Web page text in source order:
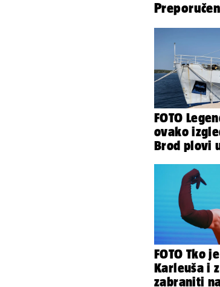
FOTO
ovako
Brod plovi
FOTO Tko
Karleuša i
zabraniti